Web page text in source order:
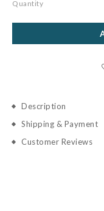
Quantity
Description
Shipping & Payment
Customer Reviews